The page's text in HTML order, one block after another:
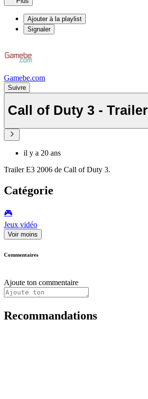
Ajouter à la playlist
Signaler
Gamebe.com
Suivre
Call of Duty 3 - Trailer
il y a 20 ans
Trailer E3 2006 de Call of Duty 3.
Catégorie
🎮️
Jeux vidéo
Voir moins
Commentaires
Ajoute ton commentaire
Recommandations